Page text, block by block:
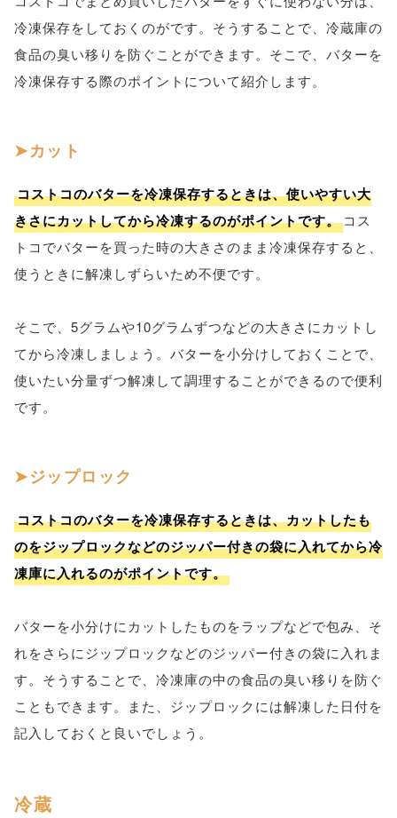
冷凍保存をしておくのがです。そうすることで、冷蔵庫の
食品の臭い移りを防ぐことができます。そこで、バターを
冷凍保存する際のポイントについて紹介します。
カット
コストコのバターを冷凍保存するときは、使いやすい大
きさにカットしてから冷凍するのがポイントです。 コス
トコでバターを買った時の大きさのまま冷凍保存すると、
使うときに解凍しずらいため不便です。
そこで、5グラムや10グラムずつなどの大きさにカットし
てから冷凍しましょう。バターを小分けしておくことで、
使いたい分量ずつ解凍して調理することができるので便利
です。
ジップロック
コストコのバターを冷凍保存するときは、カットしたも
のをジップロックなどのジッパー付きの袋に入れてから冷
凍庫に入れるのがポイントです。
バターを小分けにカットしたものをラップなどで包み、そ
れをさらにジップロックなどのジッパー付きの袋に入れま
す。そうすることで、冷凍庫の中の食品の臭い移りを防ぐ
こともできます。また、ジップロックには解凍した日付を
記入しておくと良いでしょう。
冷蔵